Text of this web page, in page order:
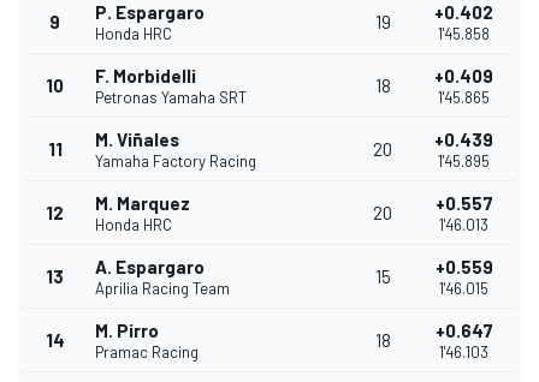
9 P. Espargaro
Honda HRC
19 +0.402
1'45.858
10 F. Morbidelli
Petronas Yamaha SRT
18 +0.409
1'45.865
11 M. Viñales
Yamaha Factory Racing
20 +0.439
1'45.895
12 M. Marquez
Honda HRC
20 +0.557
1'46.013
13 A. Espargaro
Aprilia Racing Team
15 +0.559
1'46.015
14 M. Pirro
Pramac Racing
18 +0.647
1'46.103